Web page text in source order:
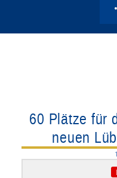
60 Plätze für
neuen